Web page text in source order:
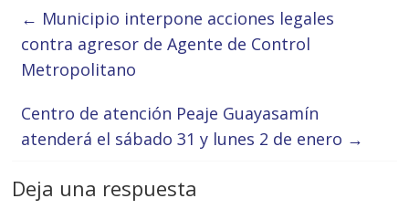
← Municipio interpone acciones legales
contra agresor de Agente de Control
Metropolitano
Centro de atención Peaje Guayasamín
atenderá el sábado 31 y lunes 2 de enero →
Deja una respuesta